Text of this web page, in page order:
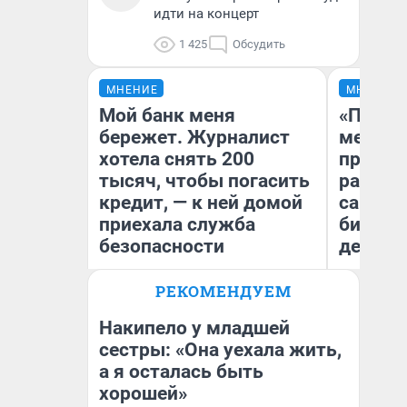
идти на концерт
1 425 Обсудить
МНЕНИЕ
Мой банк меня
бережет. Журналист
хотела снять 200
тысяч, чтобы погасить
кредит, — к ней домой
приехала служба
безопасности
Ксения Владимирская
МНЕНИЕ
самом
РЕКОМЕНДУЕМ
Накипело у младшей
сестры: «Она уехала жить,
а я осталась быть
хорошей»